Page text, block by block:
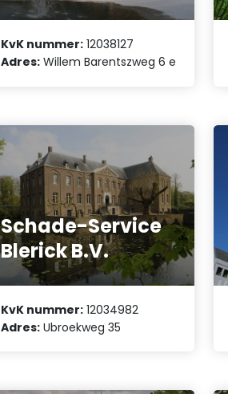
KvK nummer: 12038127
Adres: Willem Barentszweg 6 e
Schade-Service
Blerick B.V.
KvK nummer: 12034982
Adres: Ubroekweg 35